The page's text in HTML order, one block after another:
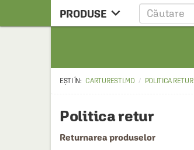
PRODUSE 
CARTE RUSA
MANGA
SCOLARESTI
CARTURESTI.MD POLITICA RETUR
Politica retur
Returnarea produselor